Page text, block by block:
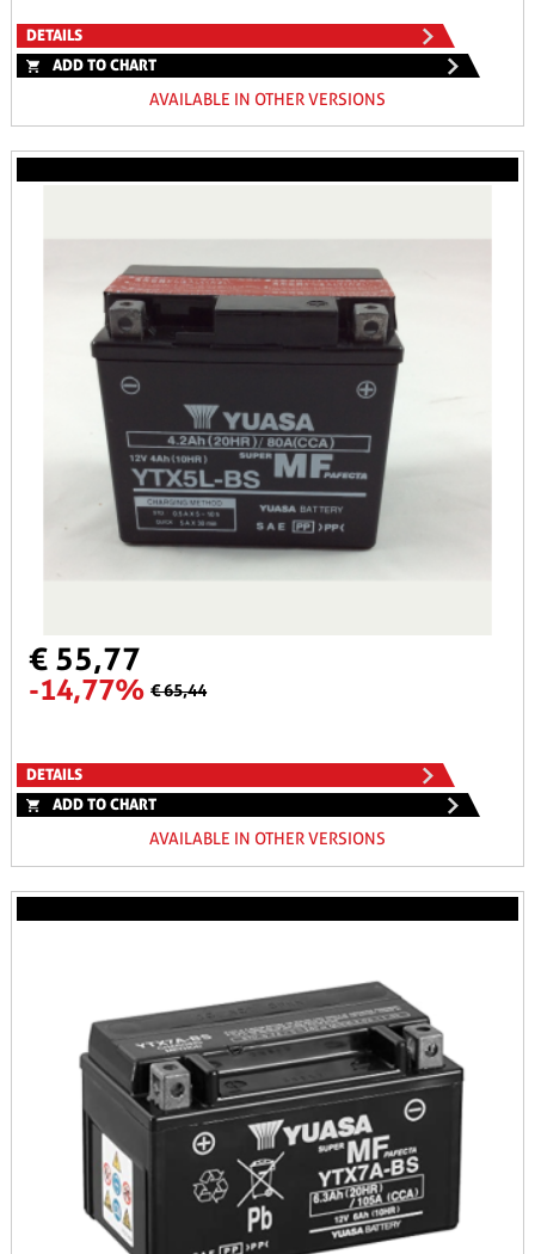
DETAILS
ADD TO CHART
AVAILABLE IN OTHER VERSIONS
€ 55,77
-14,77% € 65,44
DETAILS
ADD TO CHART
AVAILABLE IN OTHER VERSIONS